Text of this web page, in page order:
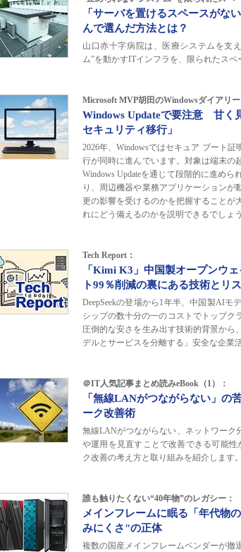
「サーバを置けるスペースが
んで選んだ方法とは？
山口赤十字病院は、医療システムを支
ム”を動かすITインフラを、限られたスペ
Microsoft MVP胡田のWindowsダイアリー
Windows Updateで要注意 甘く
セキュリティ移行」
2026年、Windowsではセキュア ブート
行が同時に進んでいます。対象は端末の
Windows Updateを通じて段階的に進め
り、周辺機器や業務アプリケーション
更の影響を受けるのかを把握することが
れにどう備えるのかを説明できるでしょう
Tech Report：
「Kimi K3」中国製オープンウ
ト99％削減の裏にある技術とリ
DeepSeekの登場から1年半、中国製AI
シップの数十分の一のコストでトップ
圧倒的な安さを生み出す技術的背景から
デルとサービスを分離する」安全な企業
＠IT人気記事まとめ読みeBook（1）：
「無線LANがつながらない」
ーク改善術
無線LANがつながらない、ネットワー
や運用を見直すことで改善できる可能
ク改善の考え方と取り組みを紹介します。
誰も触りたくない“40年物”のレガシー：
メインフレームに眠る「年代物
みにくさ"の正体
複数の国産メインフレームベンダーが撤